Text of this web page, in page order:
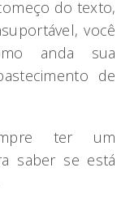
do texto,
você
anda sua
de
ter um
saber se está